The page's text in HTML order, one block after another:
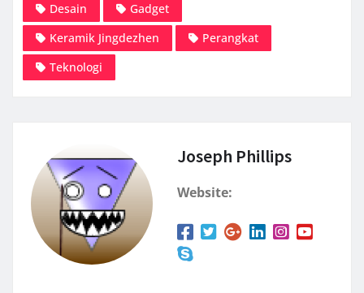
Desain
Gadget
Keramik Jingdezhen
Perangkat
Teknologi
Joseph Phillips
Website: